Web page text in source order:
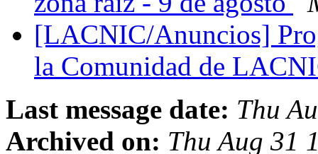
[LACNIC/Anuncios]
la Comunidad de
Last message date: Thu
Archived on: Thu Aug 31